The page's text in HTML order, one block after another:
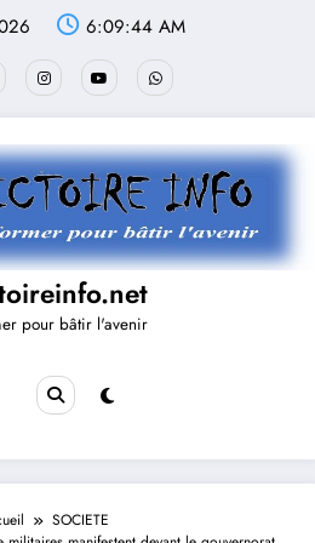
6:09:44 AM
pour bâtir l'avenir
SOCIETE